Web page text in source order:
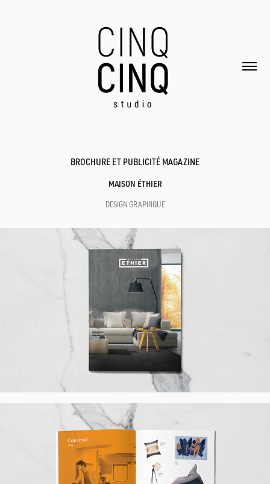
BROCHURE ET PUBLICITÉ MAGAZINE
MAISON ÉTHIER
DESIGN GRAPHIQUE